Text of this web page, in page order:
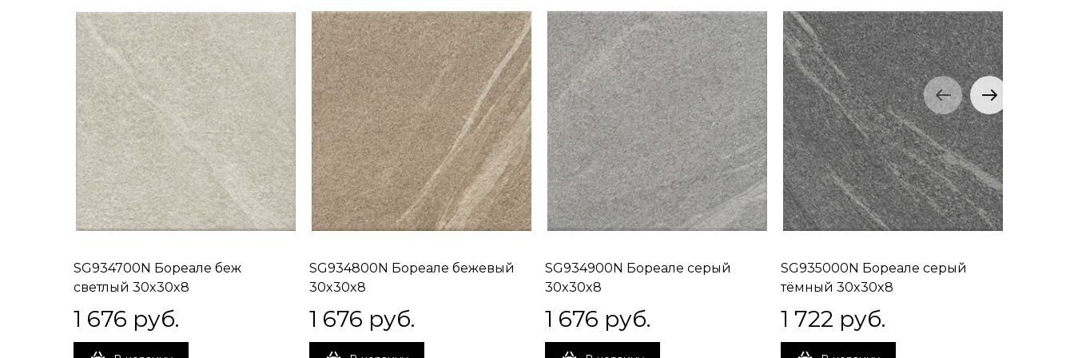
SG934700N Бореале беж
светлый 30x30x8
1 676 руб.
SG934800N Бореале бежевый
30x30x8
1 676 руб.
SG934900N Бореале серый
30x30x8
1 676 руб.
SG935000N Бореале серый
тёмный 30x30x8
1 722 руб.